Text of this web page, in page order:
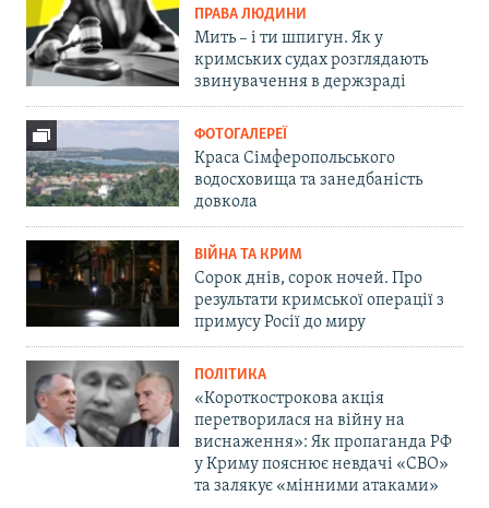
ПРАВА ЛЮДИНИ
Мить – і ти шпигун. Як у
кримських судах розглядають
звинувачення в держзраді
ФОТОГАЛЕРЕЇ
Краса Сімферопольського
водосховища та занедбаність
довкола
ВІЙНА ТА КРИМ
Сорок днів, сорок ночей. Про
результати кримської операції з
примусу Росії до миру
ПОЛІТИКА
«Короткострокова акція
перетворилася на війну на
виснаження»: Як пропаганда РФ
у Криму пояснює невдачі «СВО»
та залякує «мінними атаками»